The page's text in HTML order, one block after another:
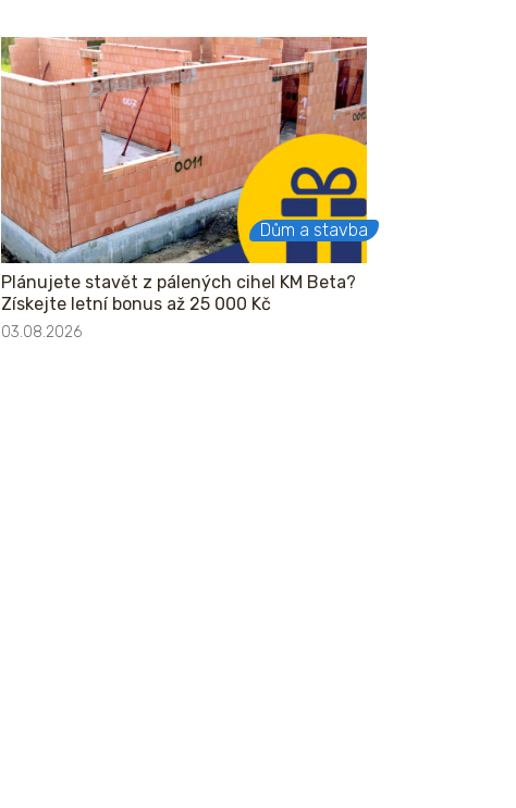
Dům a stavba
Plánujete stavět z pálených cihel KM Beta?
Získejte letní bonus až 25 000 Kč
03.08.2026